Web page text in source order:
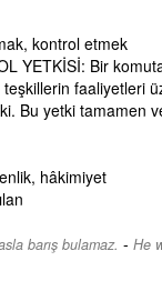
kontrol etmek
YETKİSİ: Bir
faaliyetleri
Bu yetki tamamen
hâkimiyet
barış bulamaz. - He